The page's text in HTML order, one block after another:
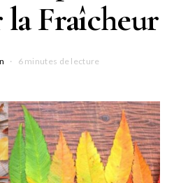
Fraîcheur
6 minutes de lecture